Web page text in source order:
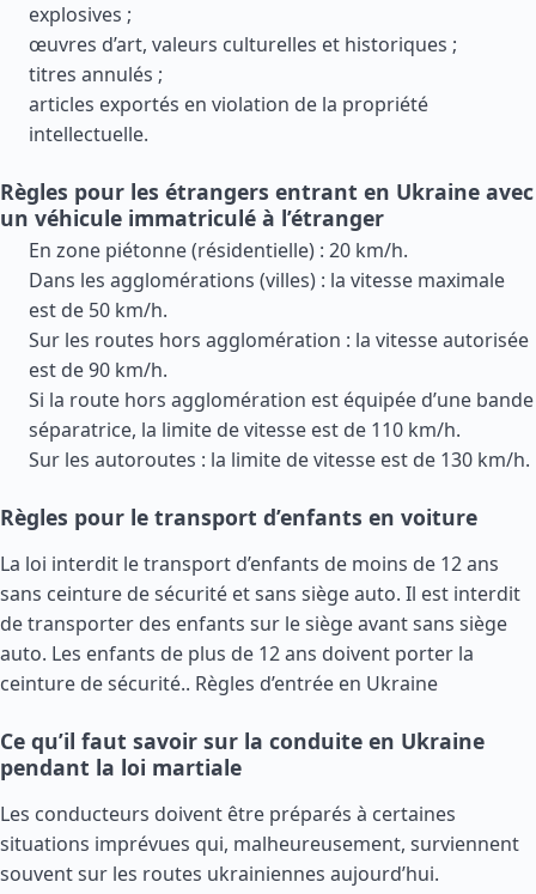
explosives ;
œuvres d’art, valeurs culturelles et historiques ;
titres annulés ;
articles exportés en violation de la propriété
intellectuelle.
Règles pour les étrangers entrant en Ukraine avec
un véhicule immatriculé à l’étranger
En zone piétonne (résidentielle) : 20 km/h.
Dans les agglomérations (villes) : la vitesse maximale
est de 50 km/h.
Sur les routes hors agglomération : la vitesse autorisée
est de 90 km/h.
Si la route hors agglomération est équipée d’une bande
séparatrice, la limite de vitesse est de 110 km/h.
Sur les autoroutes : la limite de vitesse est de 130 km/h.
Règles pour le transport d’enfants en voiture
La loi interdit le transport d’enfants de moins de 12 ans
sans ceinture de sécurité et sans siège auto. Il est interdit
de transporter des enfants sur le siège avant sans siège
auto. Les enfants de plus de 12 ans doivent porter la
ceinture de sécurité.. Règles d’entrée en Ukraine
Ce qu’il faut savoir sur la conduite en Ukraine
pendant la loi martiale
Les conducteurs doivent être préparés à certaines
situations imprévues qui, malheureusement, surviennent
souvent sur les routes ukrainiennes aujourd’hui.